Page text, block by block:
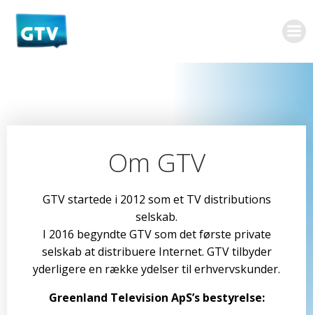
Om GTV
GTV startede i 2012 som et TV distributions
selskab.
I 2016 begyndte GTV som det første private
selskab at distribuere Internet. GTV tilbyder
yderligere en række ydelser til erhvervskunder.
Greenland Television ApS’s bestyrelse: